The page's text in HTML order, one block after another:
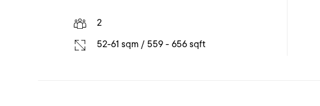
2
52-61 sqm / 559 - 656 sqft